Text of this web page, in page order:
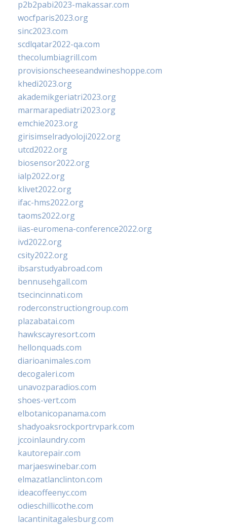
p2b2pabi2023-makassar.com
wocfparis2023.org
sinc2023.com
scdlqatar2022-qa.com
thecolumbiagrill.com
provisionscheeseandwineshoppe.com
khedi2023.org
akademikgeriatri2023.org
marmarapediatri2023.org
emchie2023.org
girisimselradyoloji2022.org
utcd2022.org
biosensor2022.org
ialp2022.org
klivet2022.org
ifac-hms2022.org
taoms2022.org
iias-euromena-conference2022.org
ivd2022.org
csity2022.org
ibsarstudyabroad.com
bennusehgall.com
tsecincinnati.com
roderconstructiongroup.com
plazabatai.com
hawkscayresort.com
hellonquads.com
diarioanimales.com
decogaleri.com
unavozparadios.com
shoes-vert.com
elbotanicopanama.com
shadyoaksrockportrvpark.com
jccoinlaundry.com
kautorepair.com
marjaeswinebar.com
elmazatlanclinton.com
ideacoffeenyc.com
odieschillicothe.com
lacantinitagalesburg.com